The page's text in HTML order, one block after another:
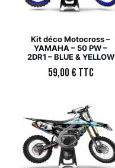
Kit déco Motocross –
YAMAHA – 50 PW –
2DR1 – BLUE & YELLOW
59,00€ TTC